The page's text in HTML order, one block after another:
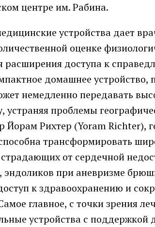
центре им. Рабина.
устройства дает
оценке
доступа к
домашнее устройство,
немедленно передавать
устраняя проблемы
Йорам Рихтер (Yoram Richter),
трансформировать
от сердечной
эндоликов при аневризме
к здравоохранению и
главное, с точки зрения
устройства с поддержкой